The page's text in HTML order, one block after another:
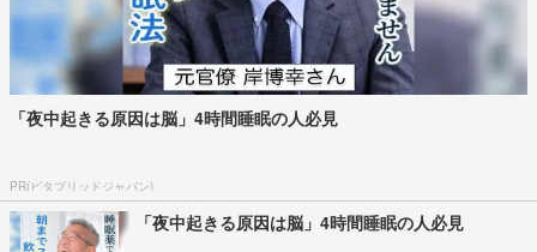
「夜中起きる原因は脳」4時間睡眠の人必見
PR(ビタブリッドジャパン)
「夜中起きる原因は脳」4時間睡眠の人必見